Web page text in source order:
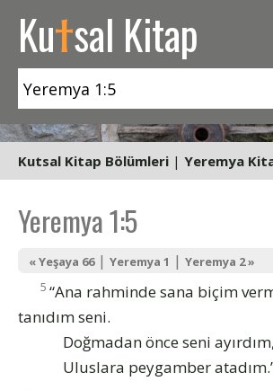
Kutsal Kitap
Kutsal Kitap Bölümleri | Yeremya
Yeremya 1:5
« Yeşaya 66| Yeremya 1 | Yeremya 2 »
5 “Ana rahminde sana biçim
tanıdım seni.
Doğmadan önce seni ayırdım,
Uluslara peygamber